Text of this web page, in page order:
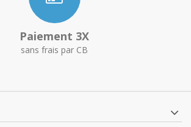
Paiement 3X
sans frais par CB